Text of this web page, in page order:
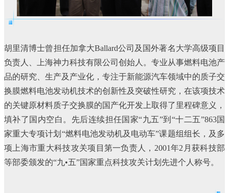
胡里清博士曾担任加拿大Ballard公司及国外著名大学高级项目
负责人、上海神力科技有限公司创始人。专业从事燃料电池产
品的研究、生产及产业化，专注于新能源汽车领域中的质子交
换膜燃料电池发动机技术的创新性及突破性研究，在该项技术
的关键原材料质子交换膜的国产化开发上取得了里程碑意义，
填补了国内空白。先后连续担任国家“九五”到“十二五”863国
家重大专项计划“燃料电池发动机及电动车”课题组组长，及多
项上海市重大科技攻关项目第一负责人，2001年2月获科技部
等部委颁发的“九•五”国家重点科技攻关计划先进个人称号。